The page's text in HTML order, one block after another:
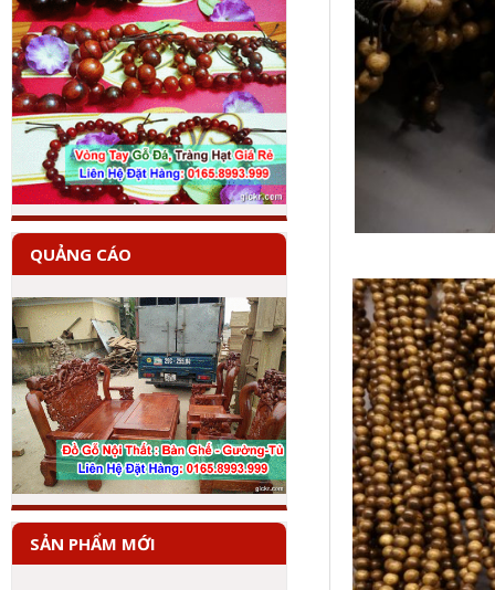
QUẢNG CÁO
SẢN PHẨM MỚI